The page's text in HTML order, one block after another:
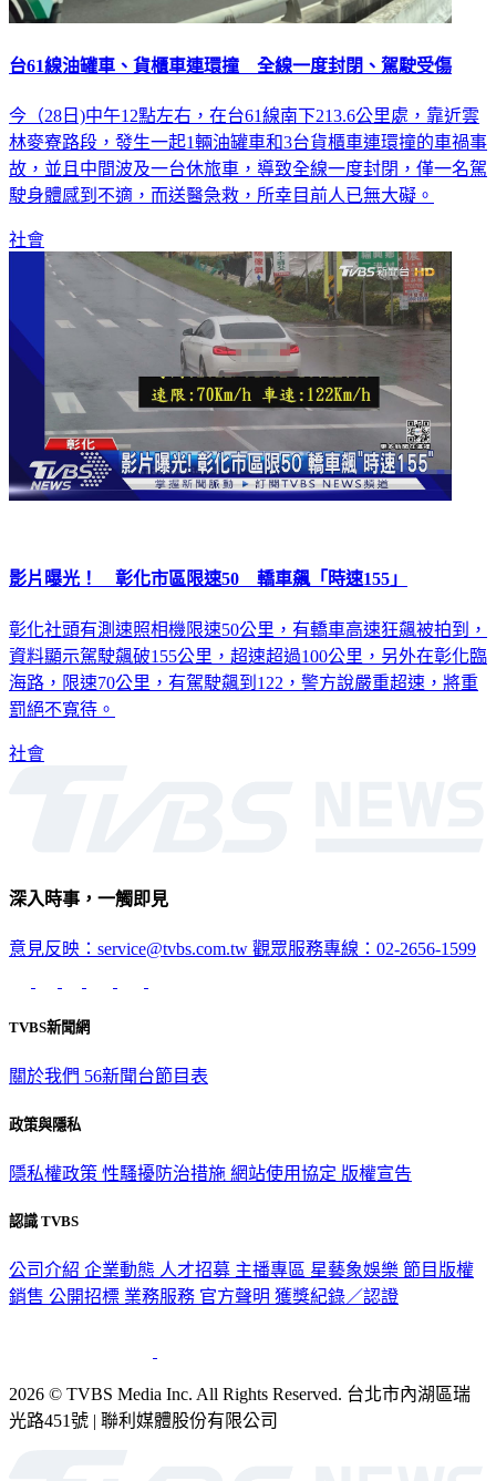
台61線油罐車、貨櫃車連環撞 全線一度封閉、駕駛受傷
今（28日)中午12點左右，在台61線南下213.6公里處，靠近雲
林麥寮路段，發生一起1輛油罐車和3台貨櫃車連環撞的車禍事
故，並且中間波及一台休旅車，導致全線一度封閉，僅一名駕
駛身體感到不適，而送醫急救，所幸目前人已無大礙。
社會
影片曝光！ 彰化市區限速50 轎車飆「時速155」
彰化社頭有測速照相機限速50公里，有轎車高速狂飆被拍到，
資料顯示駕駛飆破155公里，超速超過100公里，另外在彰化臨
海路，限速70公里，有駕駛飆到122，警方說嚴重超速，將重
罰絕不寬待。
社會
深入時事，一觸即見
意見反映：service@tvbs.com.tw 觀眾服務專線：02-2656-1599
TVBS新聞網
關於我們 56新聞台節目表
政策與隱私
隱私權政策 性騷擾防治措施 網站使用協定 版權宣告
認識 TVBS
公司介紹 企業動態 人才招募 主播專區 星藝象娛樂 節目版權
銷售 公開招標 業務服務 官方聲明 獲獎紀錄／認證
2026 © TVBS Media Inc. All Rights Reserved. 台北市內湖區瑞
光路451號 | 聯利媒體股份有限公司